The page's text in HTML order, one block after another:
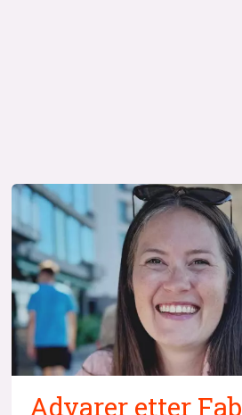
Advarer etter